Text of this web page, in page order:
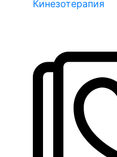
Кинезотерапия